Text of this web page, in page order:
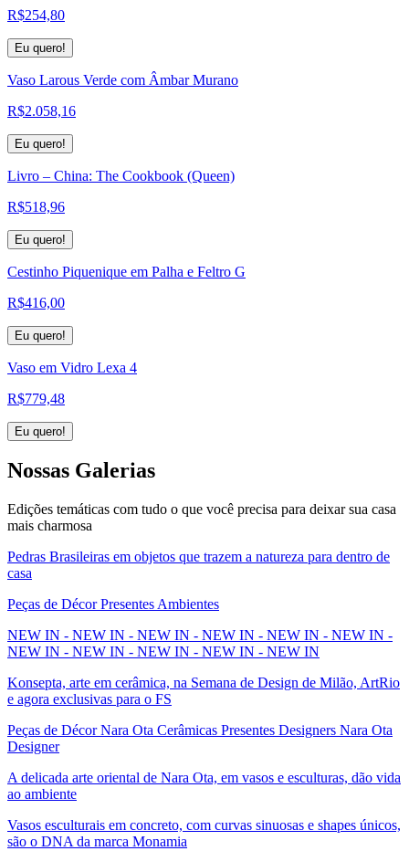
R$254,80
Eu quero!
Vaso Larous Verde com Âmbar Murano
R$2.058,16
Eu quero!
Livro – China: The Cookbook (Queen)
R$518,96
Eu quero!
Cestinho Piquenique em Palha e Feltro G
R$416,00
Eu quero!
Vaso em Vidro Lexa 4
R$779,48
Eu quero!
Nossas Galerias
Edições temáticas com tudo o que você precisa para deixar sua casa
mais charmosa
Pedras Brasileiras em objetos que trazem a natureza para dentro de
casa
Peças de Décor Presentes Ambientes
NEW IN - NEW IN - NEW IN - NEW IN - NEW IN - NEW IN -
NEW IN - NEW IN - NEW IN - NEW IN - NEW IN
Konsepta, arte em cerâmica, na Semana de Design de Milão, ArtRio
e agora exclusivas para o FS
Peças de Décor Nara Ota Cerâmicas Presentes Designers Nara Ota
Designer
A delicada arte oriental de Nara Ota, em vasos e esculturas, dão vida
ao ambiente
Vasos esculturais em concreto, com curvas sinuosas e shapes únicos,
são o DNA da marca Monamia